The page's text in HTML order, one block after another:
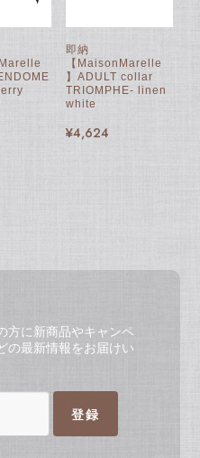
即納
【MaisonMarelle
】ADULT collar
TRIOMPHE- linen
white
¥4,624
方に新商品やキャンペ
の最新情報をお届けい
登録